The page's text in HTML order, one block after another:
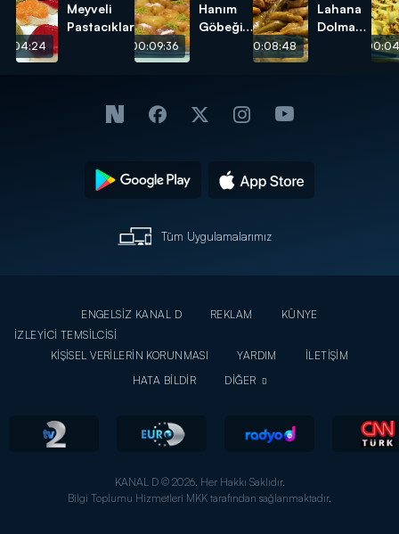
Meyveli
Pastacıklar
00:09:36
Hanım
Göbeği
00:08:48
Lahana
Dolması
Tüm Uygulamalarımız
ENGELSİZ KANAL D REKLAM
KÜNYE
İZLEYİCİ TEMSİLCİSİ
KİŞİSEL VERİLERİN KORUNMASI
YARDIM
İLETİŞİM
HATA BİLDİR
DİĞER
KANAL D © 2026. Her Hakkı Saklıdır.
Bilgi Toplumu Hizmetleri MKK tarafından sağlanmaktadır.